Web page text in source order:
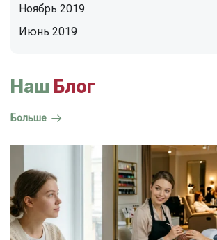
Ноябрь 2019
Июнь 2019
Наш Блог
Больше